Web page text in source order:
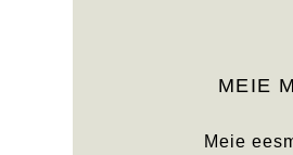
MEIE
Meie